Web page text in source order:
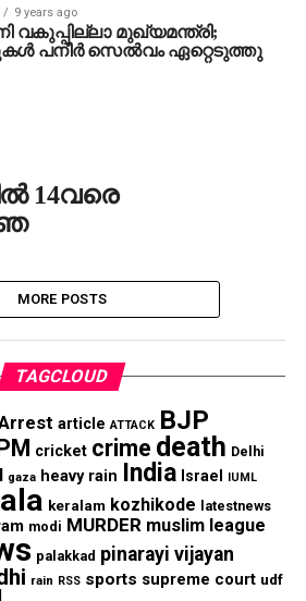
9 years ago
വകുപ്പില്ലാ മുഖ്യമന്ത്രി;
പനീര്‍ സെല്‍വം ഏറ്റെടുത്തു
14വരെ
MORE POSTS
TAGCLOUD
article ATTACK BJP
cricket crime death Delhi
gaza heavy rain India Israel IUML
keralam kozhikode latestnews
modi MURDER muslim league
palakkad pinarayi vijayan
rain RSS sports supreme court udf